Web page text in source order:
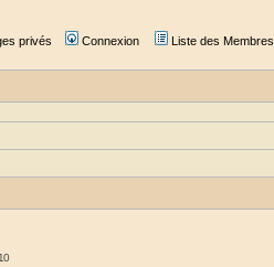
privés Connexion Liste des Membres